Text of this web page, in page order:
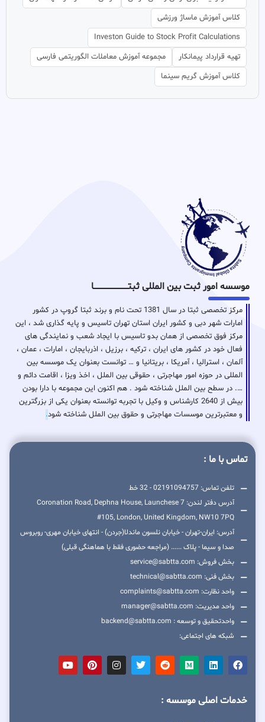
کلاس آموزش ماساژ ورزشی
Investon Guide to Stock Profit Calculations
تهیه قرارداد پیمانکار
مجموعه آموزش معاملات الگوریتمی فارسی
کلاس آموزش گریم سینما
موسسه امور ثبت بین المللی ثبتـــــــــــــــــــــــــــــا
مرکز تخصصی ثبتا در سال 1381 تحت نام و برند ثبتا گروپ در کشور
امارات شهر دبی و کشور ایران استان تهران تاسیس و پایه گذاری شد ، این
مرکز فوق تخصصی از همان بدو تاسیس با ایجاد شعب و نمایندگی های
فعال خود در کشور های ایران ، ترکیه ، برزیل ، اذربایجان ، امارات ، عمان ،
آلمان ، استرالیا ، آمریکا ، بریتانیا و … توانست بعنوان یک موسسه بین
المللی در حوزه امور مهاجرتی ، حقوقی بین الملل ، اخذ ویزا ، اقامت دائم و
…. در سطح بین الملل شناخته شود . هم اکنون این مجموعه با دارا بودن
بیش از 2640 کارشناس و وکیل با تجربه توانسته بعنوان یکی از بزرگترین
و معتبرترین موسسات مهاجرتی و حقوق بین الملل شناخته شود.
تماس با ما :
تلفن تماس: 02191094757 - 32 خط
آدرس دفتر لندن: 7 Coronation Road, Dephna House, Launchese
#105, London, United Kingdom, NW10 7PQ
آدرس: ایران-تهران - خیابان نلسون ماندلا(جردن) - انتهای خیابان مهری- روبروس
صدا و سیما - پلاک ...... (مراجعه حضوری فقط با هماهنگی قبلی)
بخش فروش: service@sabtta.com
بخش فنی: technical@sabtta.com
واحد نظارت: complaints@sabtta.com
واحد مدیریت: manager@sabtta.com
واحدتحقیق و توسعه : backend@sabtta.com
شبکه های اجتماعی:
خدمات اصلی موسسه :